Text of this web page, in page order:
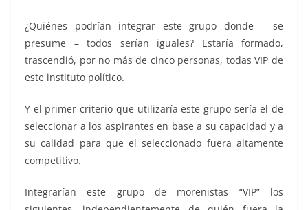
¿Quiénes podrían integrar este grupo donde – se
presume – todos serían iguales? Estaría formado,
trascendió, por no más de cinco personas, todas VIP de
este instituto político.
Y el primer criterio que utilizaría este grupo sería el de
seleccionar a los aspirantes en base a su capacidad y a
su calidad para que el seleccionado fuera altamente
competitivo.
Integrarían este grupo de morenistas “VIP” los